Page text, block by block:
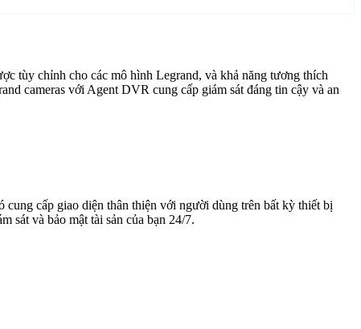
tùy chỉnh cho các mô hình Legrand, và khả năng tương thích
cameras với Agent DVR cung cấp giám sát đáng tin cậy và an
cấp giao diện thân thiện với người dùng trên bất kỳ thiết bị
sát và bảo mật tài sản của bạn 24/7.